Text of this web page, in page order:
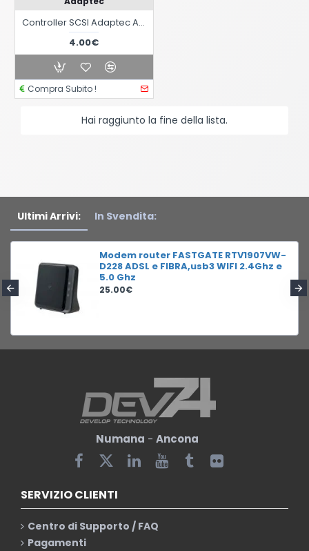
Controller SCSI Adaptec AVA-2904 PCI
4.00€
Compra Subito !
Hai raggiunto la fine della lista.
Ultimi Arrivi: In Svendita:
Modem router FASTGATE RTV1907VW-
D228 ADSL e FIBRA,usb3 WIFI 2.4Ghz e
5.0 Ghz
25.00€
Numana - Ancona
SERVIZIO CLIENTI
Centro di Supporto / FAQ
Pagamenti